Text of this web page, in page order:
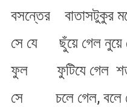
বসন্তের বাতাসটুকুর
সে যে ছুঁয়ে গেল নুয়ে
ফুল ফুটিযে গেল
সে চলে গেল, বলে